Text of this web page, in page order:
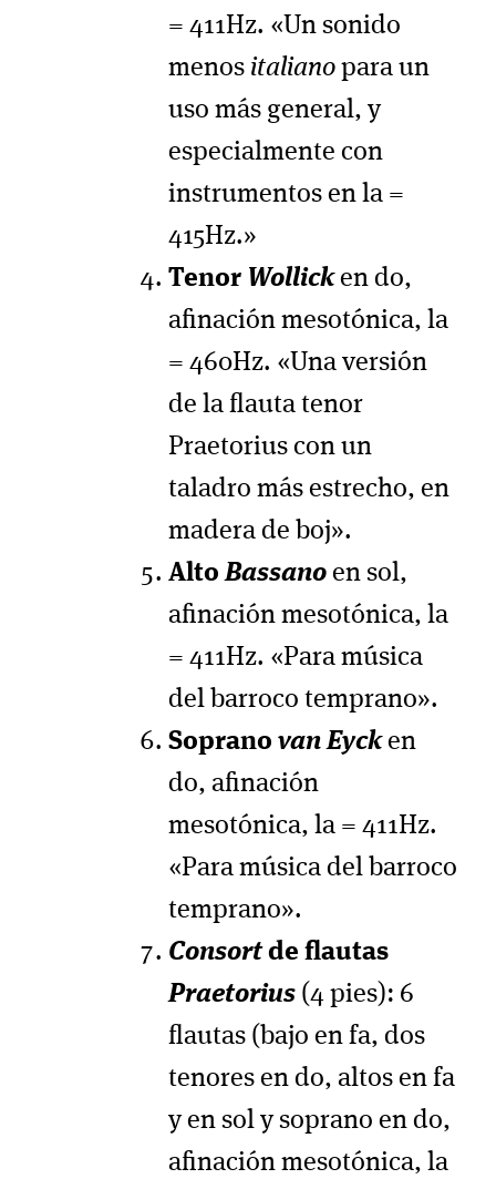
= 411Hz. «Un sonido
menos italiano para un
uso más general, y
especialmente con
instrumentos en la =
415Hz.»
Tenor Wollicken do,
afinación mesotónica, la
= 460Hz. «Una versión
de la flauta tenor
Praetorius con un
taladro más estrecho, en
madera de boj».
AltoBassano en sol,
afinación mesotónica, la
= 411Hz. «Para música
del barroco temprano».
Sopranovan Eycken
do, afinación
mesotónica, la = 411Hz.
«Para música del barroco
temprano».
Consortde flautas
Praetorius (4 pies): 6
flautas (bajo en fa, dos
tenores en do, altos en fa
y en sol y soprano en do,
afinación mesotónica, la